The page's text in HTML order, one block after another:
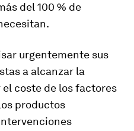
del 100 % de
urgentemente sus
a alcanzar la
coste de los factores
productos